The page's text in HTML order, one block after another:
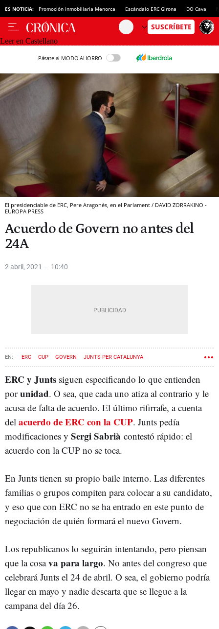
ES NOTICIA: Promoción inmobiliaria Menorca Escándalo ERC Girona DO Cava
Leer en Castellano
Pásate al MODO AHORRO
El presidenciable de ERC, Pere Aragonès, en el Parlament / DAVID ZORRAKINO -
EUROPA PRESS
Acuerdo de Govern no antes del
24A
2 abril, 2021 10:40
ERC CUP GOVERN JUNTS PER CATALUNYA
ERC y Junts siguen especificando lo que entienden
porunidad. O sea, que cada uno atiza al contrario y le
acusa de falta de acuerdo. El último rifirrafe, a cuenta
del acuerdo de ERC con la CUP. Junts pedía
modificaciones y Sergi Sabrià contestó rápido: el
acuerdo con la CUP no se toca.
En Junts tienen su propio baile interno. Las diferentes
familias o grupos compiten para colocar a su candidato,
y eso que con ERC no se ha entrado en este punto de
negociación de quién formará el nuevo Govern.
Los republicanos lo seguirán intentando, pero piensan
que la cosava para largo. No antes del congreso que
celebrará Junts el 24 de abril. O sea, el gobierno podría
llegar en mayo y nadie descarta que se llegue a la
campana del día 26.